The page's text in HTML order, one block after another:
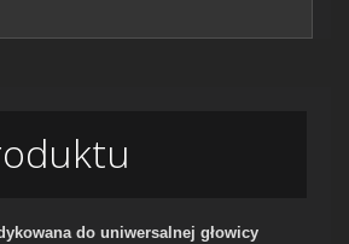
do uniwersalnej głowicy